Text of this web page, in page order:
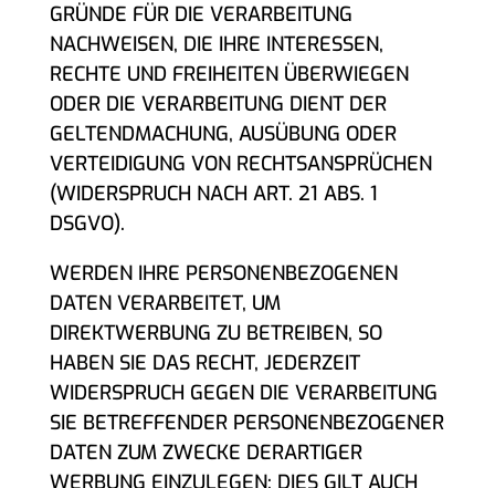
GRÜNDE FÜR DIE VERARBEITUNG
NACHWEISEN, DIE IHRE INTERESSEN,
RECHTE UND FREIHEITEN ÜBERWIEGEN
ODER DIE VERARBEITUNG DIENT DER
GELTENDMACHUNG, AUSÜBUNG ODER
VERTEIDIGUNG VON RECHTSANSPRÜCHEN
(WIDERSPRUCH NACH ART. 21 ABS. 1
DSGVO).
WERDEN IHRE PERSONENBEZOGENEN
DATEN VERARBEITET, UM
DIREKTWERBUNG ZU BETREIBEN, SO
HABEN SIE DAS RECHT, JEDERZEIT
WIDERSPRUCH GEGEN DIE VERARBEITUNG
SIE BETREFFENDER PERSONENBEZOGENER
DATEN ZUM ZWECKE DERARTIGER